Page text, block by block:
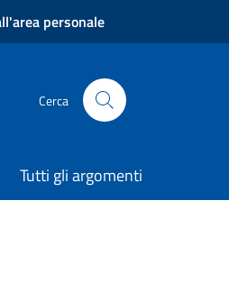
personale
Cerca
Tutti gli argomenti